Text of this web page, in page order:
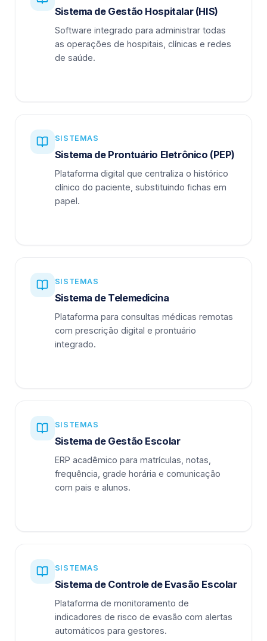
Sistema de Gestão Hospitalar (HIS)
Software integrado para administrar todas
as operações de hospitais, clínicas e redes
de saúde.
SISTEMAS
Sistema de Prontuário Eletrônico (PEP)
Plataforma digital que centraliza o histórico
clínico do paciente, substituindo fichas em
papel.
SISTEMAS
Sistema de Telemedicina
Plataforma para consultas médicas remotas
com prescrição digital e prontuário
integrado.
SISTEMAS
Sistema de Gestão Escolar
ERP acadêmico para matrículas, notas,
frequência, grade horária e comunicação
com pais e alunos.
SISTEMAS
Sistema de Controle de Evasão Escolar
Plataforma de monitoramento de
indicadores de risco de evasão com alertas
automáticos para gestores.